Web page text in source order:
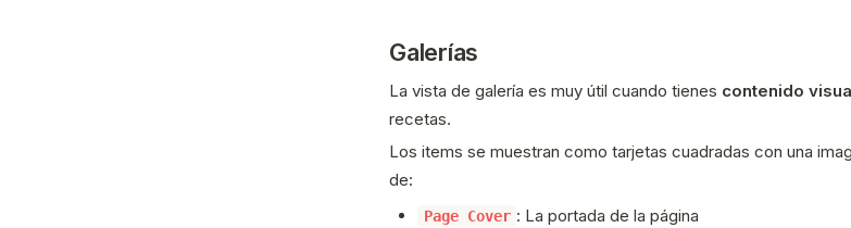
Galerías
La vista de galería es muy útil cuando tienes contenido
recetas.
Los items se muestran como tarjetas cuadradas con una
de:
Page Cover : La portada de la página